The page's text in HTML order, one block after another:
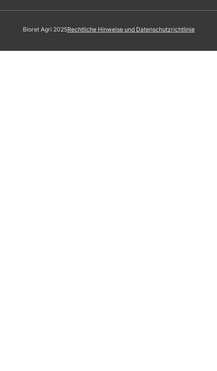
Bioret Agri 2025Rechtliche Hinweise und Datenschutzrichtlinie